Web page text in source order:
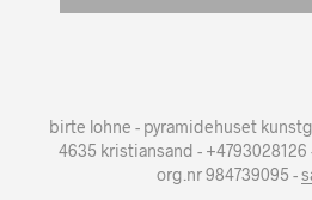
birte lohne - pyramidehuset
4635 kristiansand -
org.nr 984739095 -